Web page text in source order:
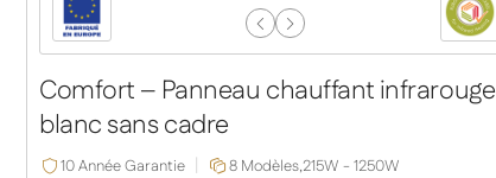
Previous
Next
Comfort – Panneau chauffant infrarouge
blanc sans cadre
10 Année Garantie 8 Modèles,215W - 1250W